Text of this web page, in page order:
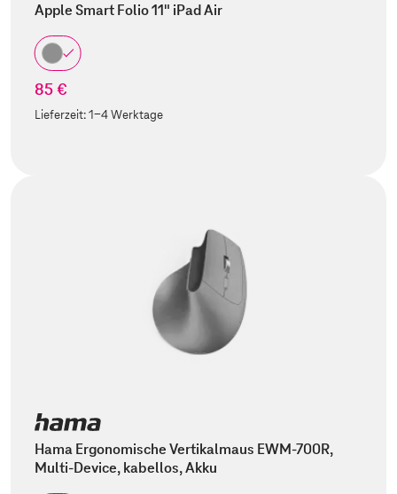
Apple Smart Folio 11" iPad Air
85 €
Lieferzeit:1-4 Werktage
Hama Ergonomische Vertikalmaus EWM-700R,
Multi-Device, kabellos, Akku